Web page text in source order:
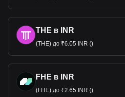
THE в INR
(THE) до ₹6.05 INR ()
FHE в INR
(FHE) до ₹2.65 INR ()